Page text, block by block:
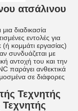
ατσάλινου
διαδικασία
εντολές για
κομμάτι εργασίας)
συνδυάζεται με
αντοχή του και την
παράγει ανθεκτικά
σε διάφορες
Τεχνητής
Τεχνητής